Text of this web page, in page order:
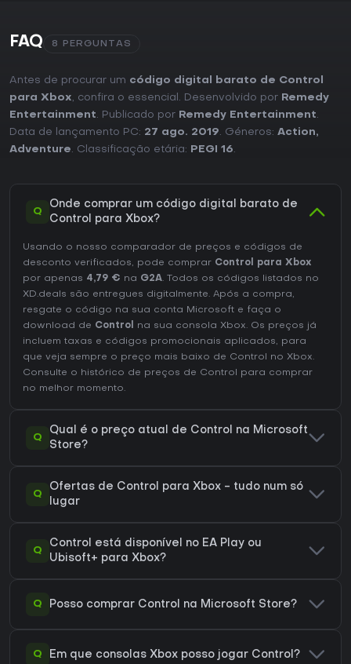
FAQ 8 PERGUNTAS
Antes de procurar um código digital barato de Control
para Xbox, confira o essencial. Desenvolvido por Remedy
Entertainment. Publicado por Remedy Entertainment.
Data de lançamento PC: 27 ago. 2019. Géneros: Action,
Adventure. Classificação etária: PEGI 16.
Q
Onde comprar um código digital barato de
Control para Xbox?
Usando o nosso comparador de preços e códigos de
desconto verificados, pode comprar Control para Xbox
por apenas 4,79 € na G2A. Todos os códigos listados no
XD.deals são entregues digitalmente. Após a compra,
resgate o código na sua conta Microsoft e faça o
download de Control
na sua consola Xbox. Os preços já
incluem taxas e códigos promocionais aplicados, para
que veja sempre o preço mais baixo de Control no Xbox.
Consulte o histórico de preços de Control
para comprar
no melhor momento.
Q
Qual é o preço atual de Control na Microsoft
Store?
Q
Ofertas de Control para Xbox - tudo num só
lugar
Q
Control está disponível no EA Play ou
Ubisoft+ para Xbox?
Q Posso comprar Control na Microsoft Store?
Q Em que consolas Xbox posso jogar Control?